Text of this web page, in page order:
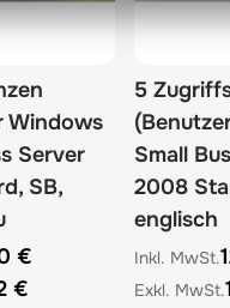
Windows
Server
SB,
€
€
5
Small
2008
englisch